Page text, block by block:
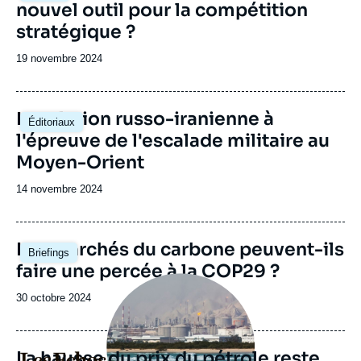
nouvel outil pour la compétition
stratégique ?
Date
publication
19 novembre 2024
Éditoriaux
Image
principale
La relation russo-iranienne à
l'épreuve de l'escalade militaire au
Moyen-Orient
Date
publication
14 novembre 2024
Briefings
Image
principale
Les marchés du carbone peuvent-ils
faire une percée à la COP29 ?
Date
publication
30 octobre 2024
Logo
Image
principale
médiatique